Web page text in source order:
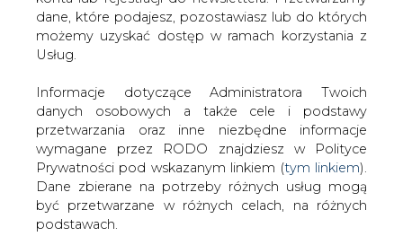
dane, które podajesz, pozostawiasz lub do których
możemy uzyskać dostęp w ramach korzystania z
Usług.
Informacje dotyczące Administratora Twoich
danych osobowych a także cele i podstawy
przetwarzania oraz inne niezbędne informacje
wymagane przez RODO znajdziesz w Polityce
Prywatności pod wskazanym linkiem (tym linkiem).
Dane zbierane na potrzeby różnych usług mogą
być przetwarzane w różnych celach, na różnych
podstawach.
Strona główna / OPINIE / Perspektywy 2011 &#8211; IT
w sektorze energetycznym
2010-12-23 00:00
skomentuj
udostępnij: